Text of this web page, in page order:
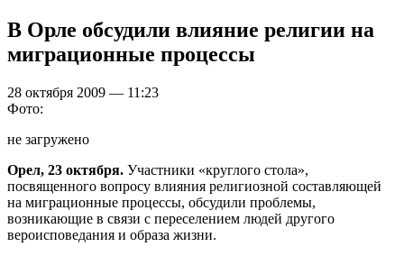
В Орле обсудили влияние религии на
миграционные процессы
28 октября 2009 — 11:23
Фото:
не загружено
Орел, 23 октября. Участники «круглого стола»,
посвященного вопросу влияния религиозной составляющей
на миграционные процессы, обсудили проблемы,
возникающие в связи с переселением людей другого
вероисповедания и образа жизни.